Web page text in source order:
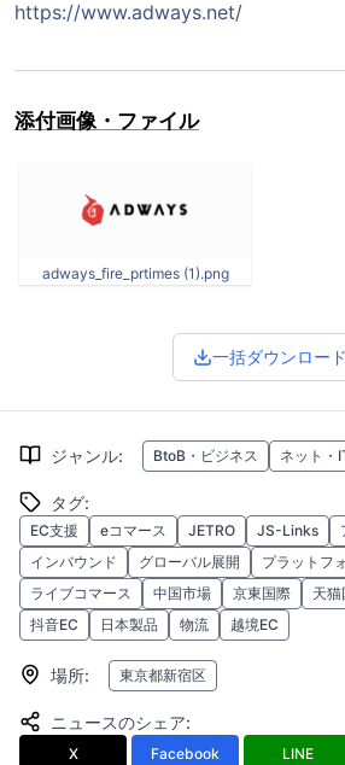
https://www.adways.net/
添付画像・ファイル
adways_fire_prtimes (1).png
一括ダウンロード
ジャンル: BtoB・ビジネス ネット・
タグ:
EC支援 eコマース JETRO JS-Links
インバウンド
グローバル展開 プラットフ
ライブコマース
中国市場 京東国際 天
抖音EC
日本製品 物流 越境EC
場所: 東京都新宿区
ニュースのシェア:
X Facebook LINE